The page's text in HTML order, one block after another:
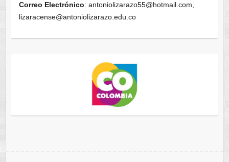
Correo Electrónico: antoniolizarazo55@hotmail.com,
lizaracense@antoniolizarazo.edu.co